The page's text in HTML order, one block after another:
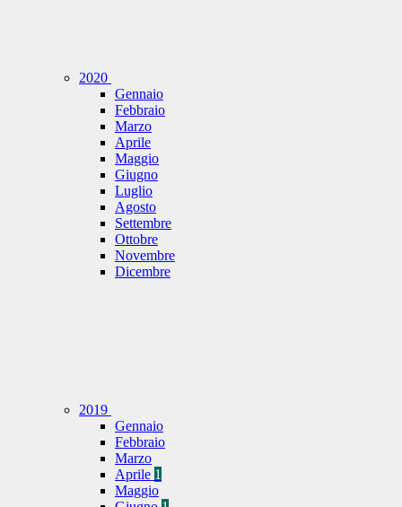
2020
Gennaio
Febbraio
Marzo
Aprile
Maggio
Giugno
Luglio
Agosto
Settembre
Ottobre
Novembre
Dicembre
2019
Gennaio
Febbraio
Marzo
Aprile 1
Maggio